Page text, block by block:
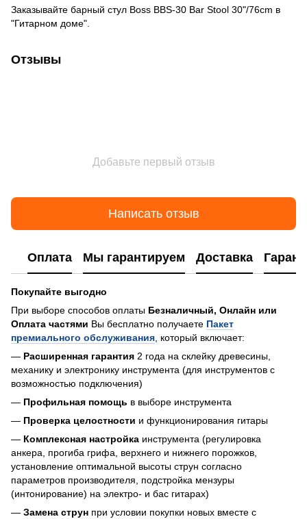
Заказывайте барный стул Boss BBS-30 Bar Stool 30"/76cm в
"Гитарном доме".
Отзывы
Добавьте первый отзыв
Написать отзыв
Оплата Мы гарантируем Доставка
Покупайте выгодно
При выборе способов оплаты Безналичный, Онлайн или
Оплата частями Вы бесплатно получаете Пакет
премиального обслуживания , который включает:
— Расширенная гарантия 2 года на склейку древесины,
механику и электронику инструмента (для инструментов с
возможностью подключения)
— Профильная помощь в выборе инструмента
— Проверка целостности и функционирования гитары
— Комплексная настройка инструмента (регулировка
анкера, прогиба грифа, верхнего и нижнего порожков,
установление оптимальной высоты струн согласно
параметров производителя, подстройка мензуры
(интонирование) на электро- и бас гитарах)
— Замена струн при условии покупки новых вместе с